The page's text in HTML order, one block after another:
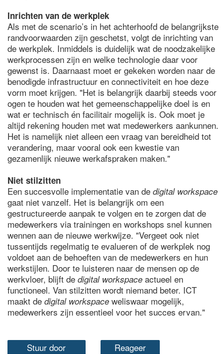
Inrichten van de werkplek
Als met de scenario’s in het achterhoofd de belangrijkste
randvoorwaarden zijn geschetst, volgt de inrichting van
de werkplek. Inmiddels is duidelijk wat de noodzakelijke
werkprocessen zijn en welke technologie daar voor
gewenst is. Daarnaast moet er gekeken worden naar de
benodigde infrastructuur en connectiviteit en hoe deze
vorm moet krijgen. "Het is belangrijk daarbij steeds voor
ogen te houden wat het gemeenschappelijke doel is en
wat er technisch én facilitair mogelijk is. Ook moet je
altijd rekening houden met wat medewerkers aankunnen.
Het is namelijk niet alleen een vraag van bereidheid tot
verandering, maar vooral ook een kwestie van
gezamenlijk nieuwe werkafspraken maken."
Niet stilzitten
Een succesvolle implementatie van de digital workspace
gaat niet vanzelf. Het is belangrijk om een
gestructureerde aanpak te volgen en te zorgen dat de
medewerkers via trainingen en workshops snel kunnen
wennen aan de nieuwe werkwijze. "Vergeet ook niet
tussentijds regelmatig te evalueren of de werkplek nog
voldoet aan de behoeften van de medewerkers en hun
werkstijlen. Door te luisteren naar de mensen op de
werkvloer, blijft de digital workspace actueel en
functioneel. Van stilzitten wordt niemand beter. ICT
maakt de digital workspace weliswaar mogelijk,
medewerkers zijn essentieel voor het succes ervan."
Stuur door Reageer